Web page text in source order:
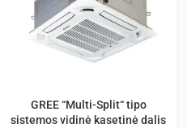
GREE “Multi-Split“ tipo
sistemos vidinė kasetinė dalis